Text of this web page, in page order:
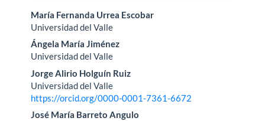
Contenido
principal
del
artículo
María Fernanda Urrea Escobar
Universidad del Valle
Ángela María Jiménez
Universidad del Valle
Jorge Alirio Holguín Ruiz
Universidad del Valle
https://orcid.org/0000-0001-7361-6672
José María Barreto Angulo